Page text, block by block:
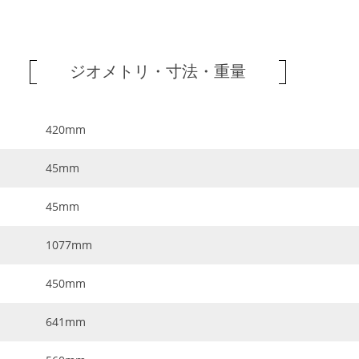
ジオメトリ・寸法・重量
420mm
45mm
45mm
1077mm
450mm
641mm